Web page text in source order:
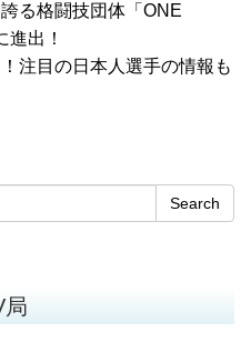
る格闘技団体「ONE
出！
注目の日本人選手の情報も
Search
局